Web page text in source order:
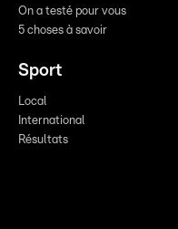
On a testé pour vous
5 choses à savoir
Sport
Local
International
Résultats